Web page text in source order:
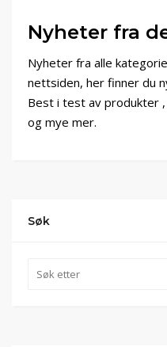
Nyheter fra
Nyheter fra alle
nettsiden, her finner du
Best i test av produkter
og mye mer.
Søk